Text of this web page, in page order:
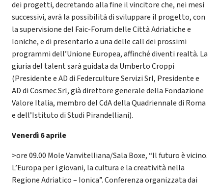
dei progetti, decretando alla fine il vincitore che, nei mesi
successivi, avrà la possibilità di sviluppare il progetto, con
la supervisione del Faic-Forum delle Città Adriatiche e
Ioniche, e di presentarlo a una delle call dei prossimi
programmi dell’Unione Europea, affinché diventi realtà. La
giuria del talent sarà guidata da Umberto Croppi
(Presidente e AD di Federculture Servizi Srl, Presidente e
AD di Cosmec Srl, già direttore generale della Fondazione
Valore Italia, membro del CdA della Quadriennale di Roma
e dell’Istituto di Studi Pirandelliani).
Venerdì 6 aprile
>ore 09.00 Mole Vanvitelliana/Sala Boxe, “Il futuro è vicino.
L’Europa per i giovani, la cultura e la creatività nella
Regione Adriatico – Ionica”. Conferenza organizzata dai